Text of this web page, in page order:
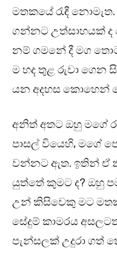
මතකයේ රැඳී
ගන්නට උත්සාහයක් ද
නම් ගමනේ දී මග
ම හද තුළ රුවා ගෙන
යන අදහස කොහෙන්
අනිත් අතට ඔහු මගේ
පාසල් වියෙහි, මගේ
වන්නට ඇත. ඉතින් ඒ
යුත්තේ කුමට ද? ඔහු
උන් කිසිවෙකු මට
සේදුම් කාමරය
පැන්සලක් උදුරා ගත්